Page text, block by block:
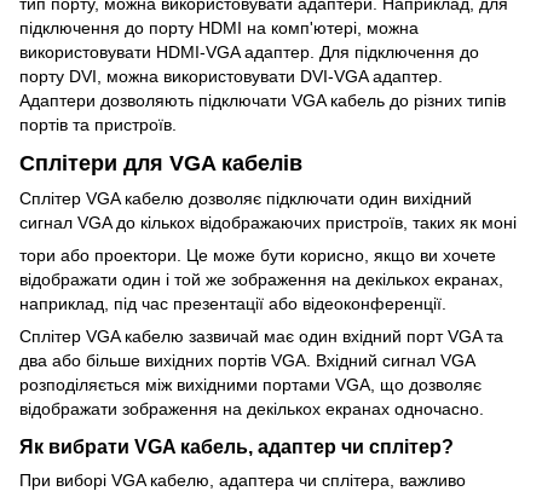
тип порту, можна використовувати адаптери. Наприклад, для
підключення до порту HDMI на комп'ютері, можна
використовувати HDMI-VGA адаптер. Для підключення до
порту DVI, можна використовувати DVI-VGA адаптер.
Адаптери дозволяють підключати VGA кабель до різних типів
портів та пристроїв.
Сплітери для VGA кабелів
Сплітер VGA кабелю дозволяє підключати один вихідний
сигнал VGA до кількох відображаючих пристроїв, таких як моні
тори або проектори. Це може бути корисно, якщо ви хочете
відображати один і той же зображення на декількох екранах,
наприклад, під час презентації або відеоконференції.
Сплітер VGA кабелю зазвичай має один вхідний порт VGA та
два або більше вихідних портів VGA. Вхідний сигнал VGA
розподіляється між вихідними портами VGA, що дозволяє
відображати зображення на декількох екранах одночасно.
Як вибрати VGA кабель, адаптер чи сплітер?
При виборі VGA кабелю, адаптера чи сплітера, важливо